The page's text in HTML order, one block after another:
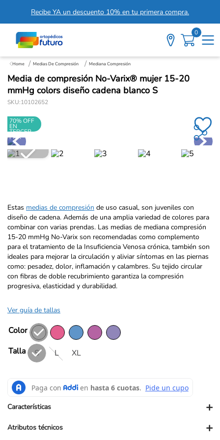
Recibe YA un descuento 10% en tu primera compra.
0
Medias De Compresión Mediana Compresión
Media de compresión No-Varix® mujer 15-20
mmHg colors diseño cadena blanco S
SKU:10102652
70% OFF
EN
TERCER
PAR
Estas medias de compresión de uso casual, son juveniles con
diseño de cadena. Además de una amplia variedad de colores para
combinar con varias prendas. Las medias de mediana compresión
15-20 mmHg No-Varix son recomendadas como complemento
para el tratamiento de la Insuficiencia Venosa crónica, también son
ideales para mejorar la circulación y aliviar síntomas en las piernas
como: pesadez, dolor, inflamación y calambres. Su tejido circular
con fibras de doble recubrimiento garantiza la compresión
progresiva, elasticidad y durabilidad.
Ver guía de tallas
Talla S L XL
Color
Características +
Materiales, Composición o Ingredientes: 90% Nylon - 10%
Atributos técnicos +